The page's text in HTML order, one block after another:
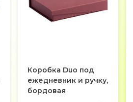
Коробка Duo под
ежедневник и ручку,
бордовая